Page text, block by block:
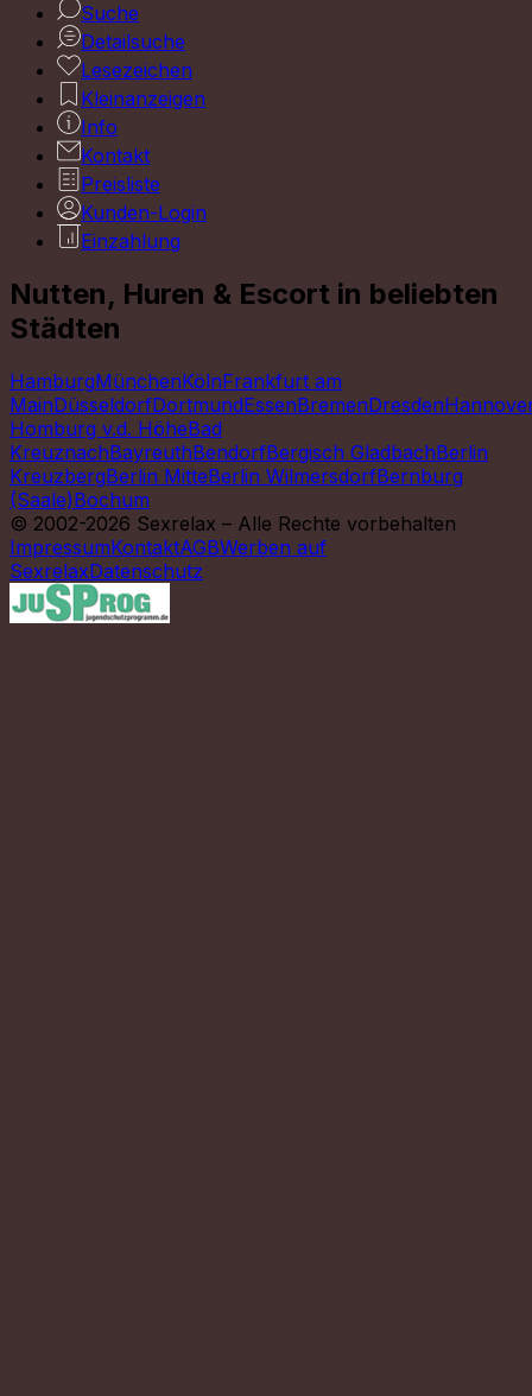
Suche
Detailsuche
Lesezeichen
Kleinanzeigen
Info
Kontakt
Preisliste
Kunden-Login
Einzahlung
Nutten, Huren & Escort in beliebten
Städten
HamburgMünchenKölnFrankfurt am
MainDüsseldorfDortmundEssenBremenDresden
Homburg v.d. HöheBad
KreuznachBayreuthBendorfBergisch GladbachBerlin
KreuzbergBerlin MitteBerlin WilmersdorfBernburg
(Saale)Bochum
© 2002-2026 Sexrelax – Alle Rechte vorbehalten
ImpressumKontaktAGBWerben auf
SexrelaxDatenschutz